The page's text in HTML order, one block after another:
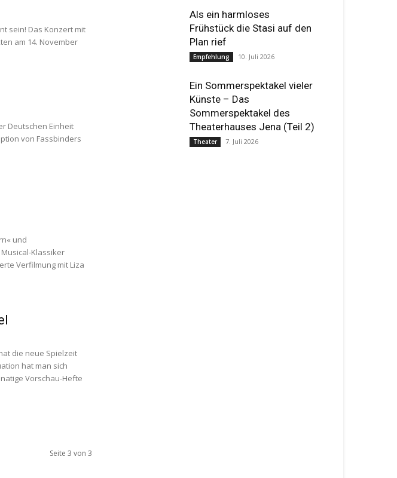
sein! Das Konzert mit
am 14. November
­Deutschen Einheit
von Fassbinders
und
Klassiker
Verfilmung mit Liza
die neue Spielzeit
hat man sich
Vorschau-Hefte
Seite 3 von 3
Als ein harmloses
Frühstück die Stasi auf den
Plan rief
Empfehlung 10. Juli 2026
Ein Sommerspektakel vieler
Künste – Das
Sommerspektakel des
Theaterhauses Jena (Teil 2)
Theater 7. Juli 2026